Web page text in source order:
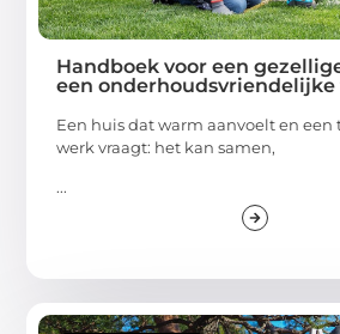
Handboek voor een
een
Een huis dat warm aanvoelt en
werk vraagt: het kan samen,
...